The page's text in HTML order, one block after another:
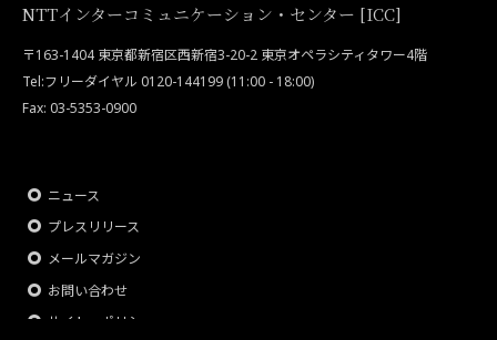
NTTインターコミュニケーション・センター [ICC]
〒163-1404 東京都新宿区西新宿3-20-2 東京オペラシティタワー4階
Tel:フリーダイヤル 0120-144199 (11:00 - 18:00)
Fax: 03-5353-0900
ニュース
プレスリリース
メールマガジン
お問い合わせ
サイト・ポリシー